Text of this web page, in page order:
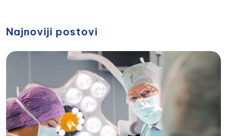
Najnoviji postovi